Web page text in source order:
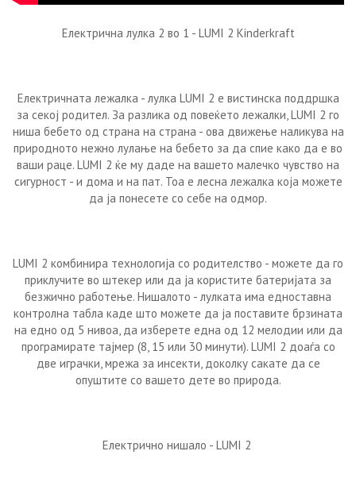
Електрична лулка 2 во 1 - LUMI 2 Kinderkraft
Електричната лежалка - лулка LUMI 2 е вистинска поддршка
за секој родител. За разлика од повеќето лежалки, LUMI 2 го
ниша бебето од страна на страна - ова движење наликува на
природното нежно лулање на бебето за да спие како да е во
ваши раце. LUMI 2 ќе му даде на вашето малечко чувство на
сигурност - и дома и на пат. Тоа е лесна лежалка која можете
да ја понесете со себе на одмор.
LUMI 2 комбинира технологија со родителство - можете да го
приклучите во штекер или да ја користите батеријата за
безжично работење. Нишалото - лулката има едноставна
контролна табла каде што можете да ја поставите брзината
на едно од 5 нивоа, да изберете една од 12 мелодии или да
програмирате тајмер (8, 15 или 30 минути). LUMI 2 доаѓа со
две играчки, мрежа за инсекти, доколку сакате да се
опуштите со вашето дете во природа.
Електрично нишало - LUMI 2